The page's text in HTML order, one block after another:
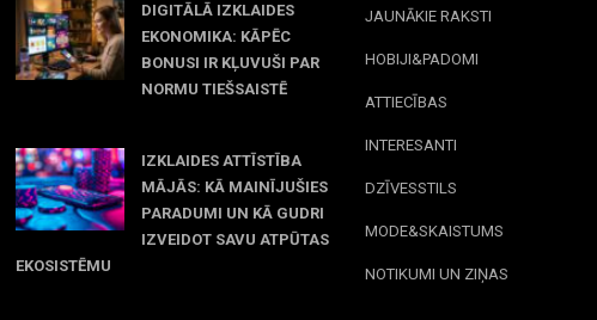
DIGITĀLĀ IZKLAIDES
EKONOMIKA: KĀPĒC
BONUSI IR KĻUVUŠI PAR
NORMU TIEŠSAISTĒ
IZKLAIDES ATTĪSTĪBA
MĀJĀS: KĀ MAINĪJUŠIES
PARADUMI UN KĀ GUDRI
IZVEIDOT SAVU ATPŪTAS
EKOSISTĒMU
JAUNĀKIE RAKSTI
HOBIJI&PADOMI
ATTIECĪBAS
INTERESANTI
DZĪVESSTILS
MODE&SKAISTUMS
NOTIKUMI UN ZIŅAS